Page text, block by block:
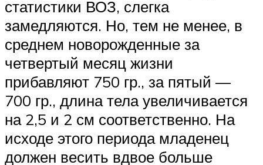
статистики ВОЗ, слегка
замедляются. Но, тем не менее, в
среднем новорожденные за
четвертый месяц жизни
прибавляют 750 гр., за пятый —
700 гр., длина тела увеличивается
на 2,5 и 2 см соответственно. На
исходе этого периода младенец
должен весить вдвое больше